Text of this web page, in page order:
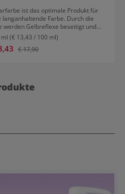
ist das optimale Produkt für
Farbe. Durch die
werden Gelbreflexe beseitigt und
unglaublichen Platinum-Effekt!
Wirkung
(€ 13,43 / 100 ml)
Regulärer Preis:
€ 17,90